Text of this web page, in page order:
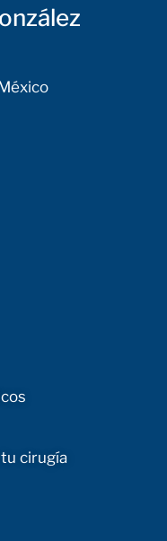
cirugía